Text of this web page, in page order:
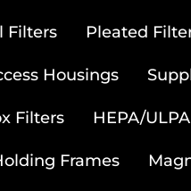
Filters Pleated
Housings
Filters HEPA/
Frames